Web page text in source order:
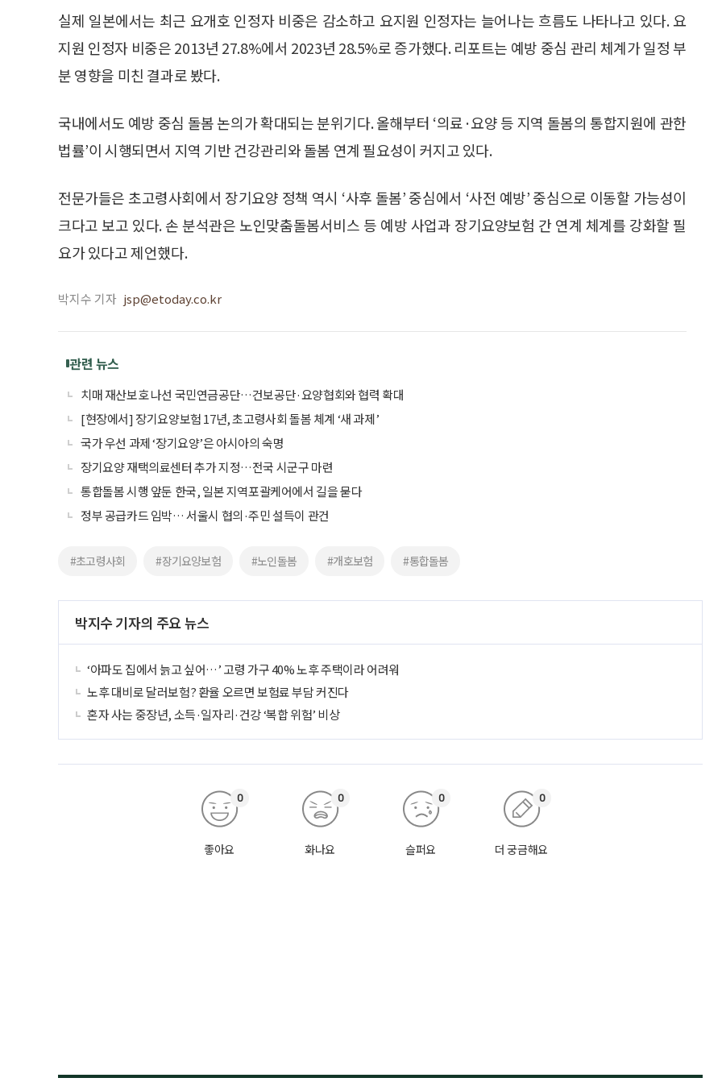
실제 일본에서는 최근 요개호 인정자 비중은 감소하고 요지원 인정자는 늘어나는 흐름도 나타나고 있다. 요
지원 인정자 비중은 2013년 27.8%에서 2023년 28.5%로 증가했다. 리포트는 예방 중심 관리 체계가 일정 부
분 영향을 미친 결과로 봤다.
국내에서도 예방 중심 돌봄 논의가 확대되는 분위기다. 올해부터 ‘의료·요양 등 지역 돌봄의 통합지원에 관한
법률’이 시행되면서 지역 기반 건강관리와 돌봄 연계 필요성이 커지고 있다.
전문가들은 초고령사회에서 장기요양 정책 역시 ‘사후 돌봄’ 중심에서 ‘사전 예방’ 중심으로 이동할 가능성이
크다고 보고 있다. 손 분석관은 노인맞춤돌봄서비스 등 예방 사업과 장기요양보험 간 연계 체계를 강화할 필
요가 있다고 제언했다.
박지수 기자 jsp@etoday.co.kr
관련 뉴스
치매 재산보호 나선 국민연금공단…건보공단·요양협회와 협력 확대
[현장에서] 장기요양보험 17년, 초고령사회 돌봄 체계 ‘새 과제’
국가 우선 과제 ‘장기요양’은 아시아의 숙명
장기요양 재택의료센터 추가 지정…전국 시군구 마련
통합돌봄 시행 앞둔 한국, 일본 지역포괄케어에서 길을 묻다
정부 공급카드 임박… 서울시 협의·주민 설득이 관건
#초고령사회 #장기요양보험 #노인돌봄 #개호보험 #통합돌봄
박지수 기자의 주요 뉴스
‘아파도 집에서 늙고 싶어…’ 고령 가구 40% 노후 주택이라 어려워
노후 대비로 달러보험? 환율 오르면 보험료 부담 커진다
혼자 사는 중장년, 소득·일자리·건강 ‘복합 위험’ 비상
좋아요
0
화나요
0
슬퍼요
0
더 궁금해요
0